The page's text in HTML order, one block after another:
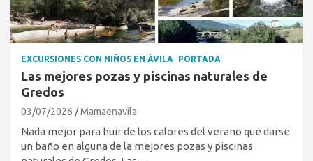
EXCURSIONES CON NIÑOS EN ÁVILA PORTADA
Las mejores pozas y piscinas naturales de
Gredos
03/07/2026 Mamaenavila
Nada mejor para huir de los calores del verano que darse
un baño en alguna de la mejores pozas y piscinas